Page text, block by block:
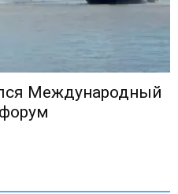
Международный